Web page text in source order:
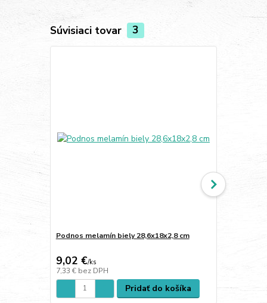
Súvisiaci tovar 3
Podnos melamín biely 28,6x18x2,8 cm
9,02 €/ks
7,33 € bez DPH
Pridať do košíka